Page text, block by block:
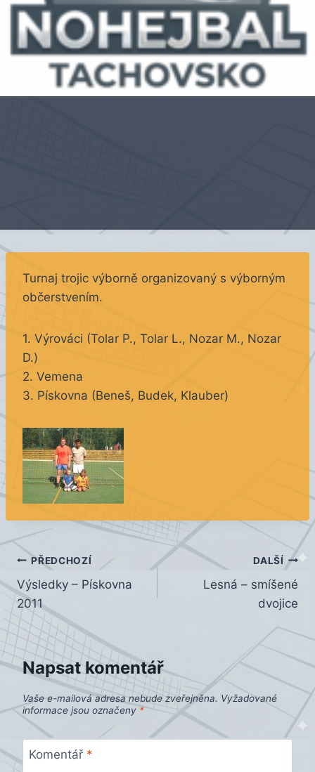
Turnaj trojic výborně organizovaný s výborným
občerstvením.
1. Výrováci (Tolar P., Tolar L., Nozar M., Nozar
D.)
2. Vemena
3. Pískovna (Beneš, Budek, Klauber)
Navigace
pro
příspěvek
PŘEDCHOZÍ
Výsledky – Pískovna
2011
DALŠÍ
Lesná – smíšené
dvojice
Napsat komentář
Vaše e-mailová adresa nebude zveřejněna. Vyžadované
informace jsou označeny*
Komentář *